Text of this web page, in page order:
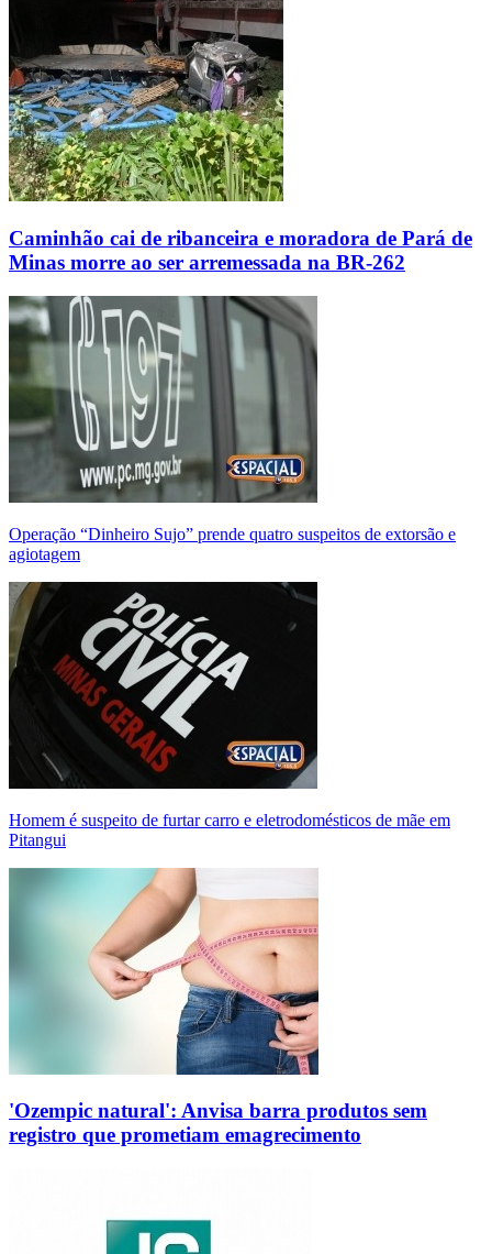
Caminhão cai de ribanceira e moradora de Pará de
Minas morre ao ser arremessada na BR-262
Operação “Dinheiro Sujo” prende quatro suspeitos de extorsão e
agiotagem
Homem é suspeito de furtar carro e eletrodomésticos de mãe em
Pitangui
'Ozempic natural': Anvisa barra produtos sem
registro que prometiam emagrecimento